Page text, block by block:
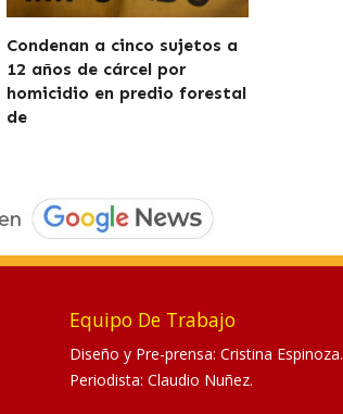
Condenan a cinco sujetos a
12 años de cárcel por
homicidio en predio forestal
de
Equipo De Trabajo
Diseño y Pre-prensa: Cristina Espinoza.
Periodista: Claudio Nuñez.